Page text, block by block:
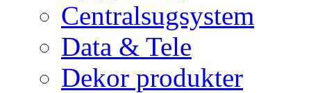
Centralsugsystem
Data & Tele
Dekor produkter